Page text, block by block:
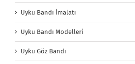
Uyku Bandı İmalatı
Uyku Bandı Modelleri
Uyku Göz Bandı